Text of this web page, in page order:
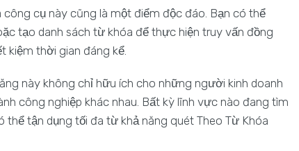
cụ này cũng là một điểm độc đáo. Bạn có thể
tạo danh sách từ khóa để thực hiện truy vấn đồng
kiệm thời gian đáng kể.
này không chỉ hữu ích cho những người kinh doanh
công nghiệp khác nhau. Bất kỳ lĩnh vực nào đang tìm
tận dụng tối đa từ khả năng quét Theo Từ Khóa